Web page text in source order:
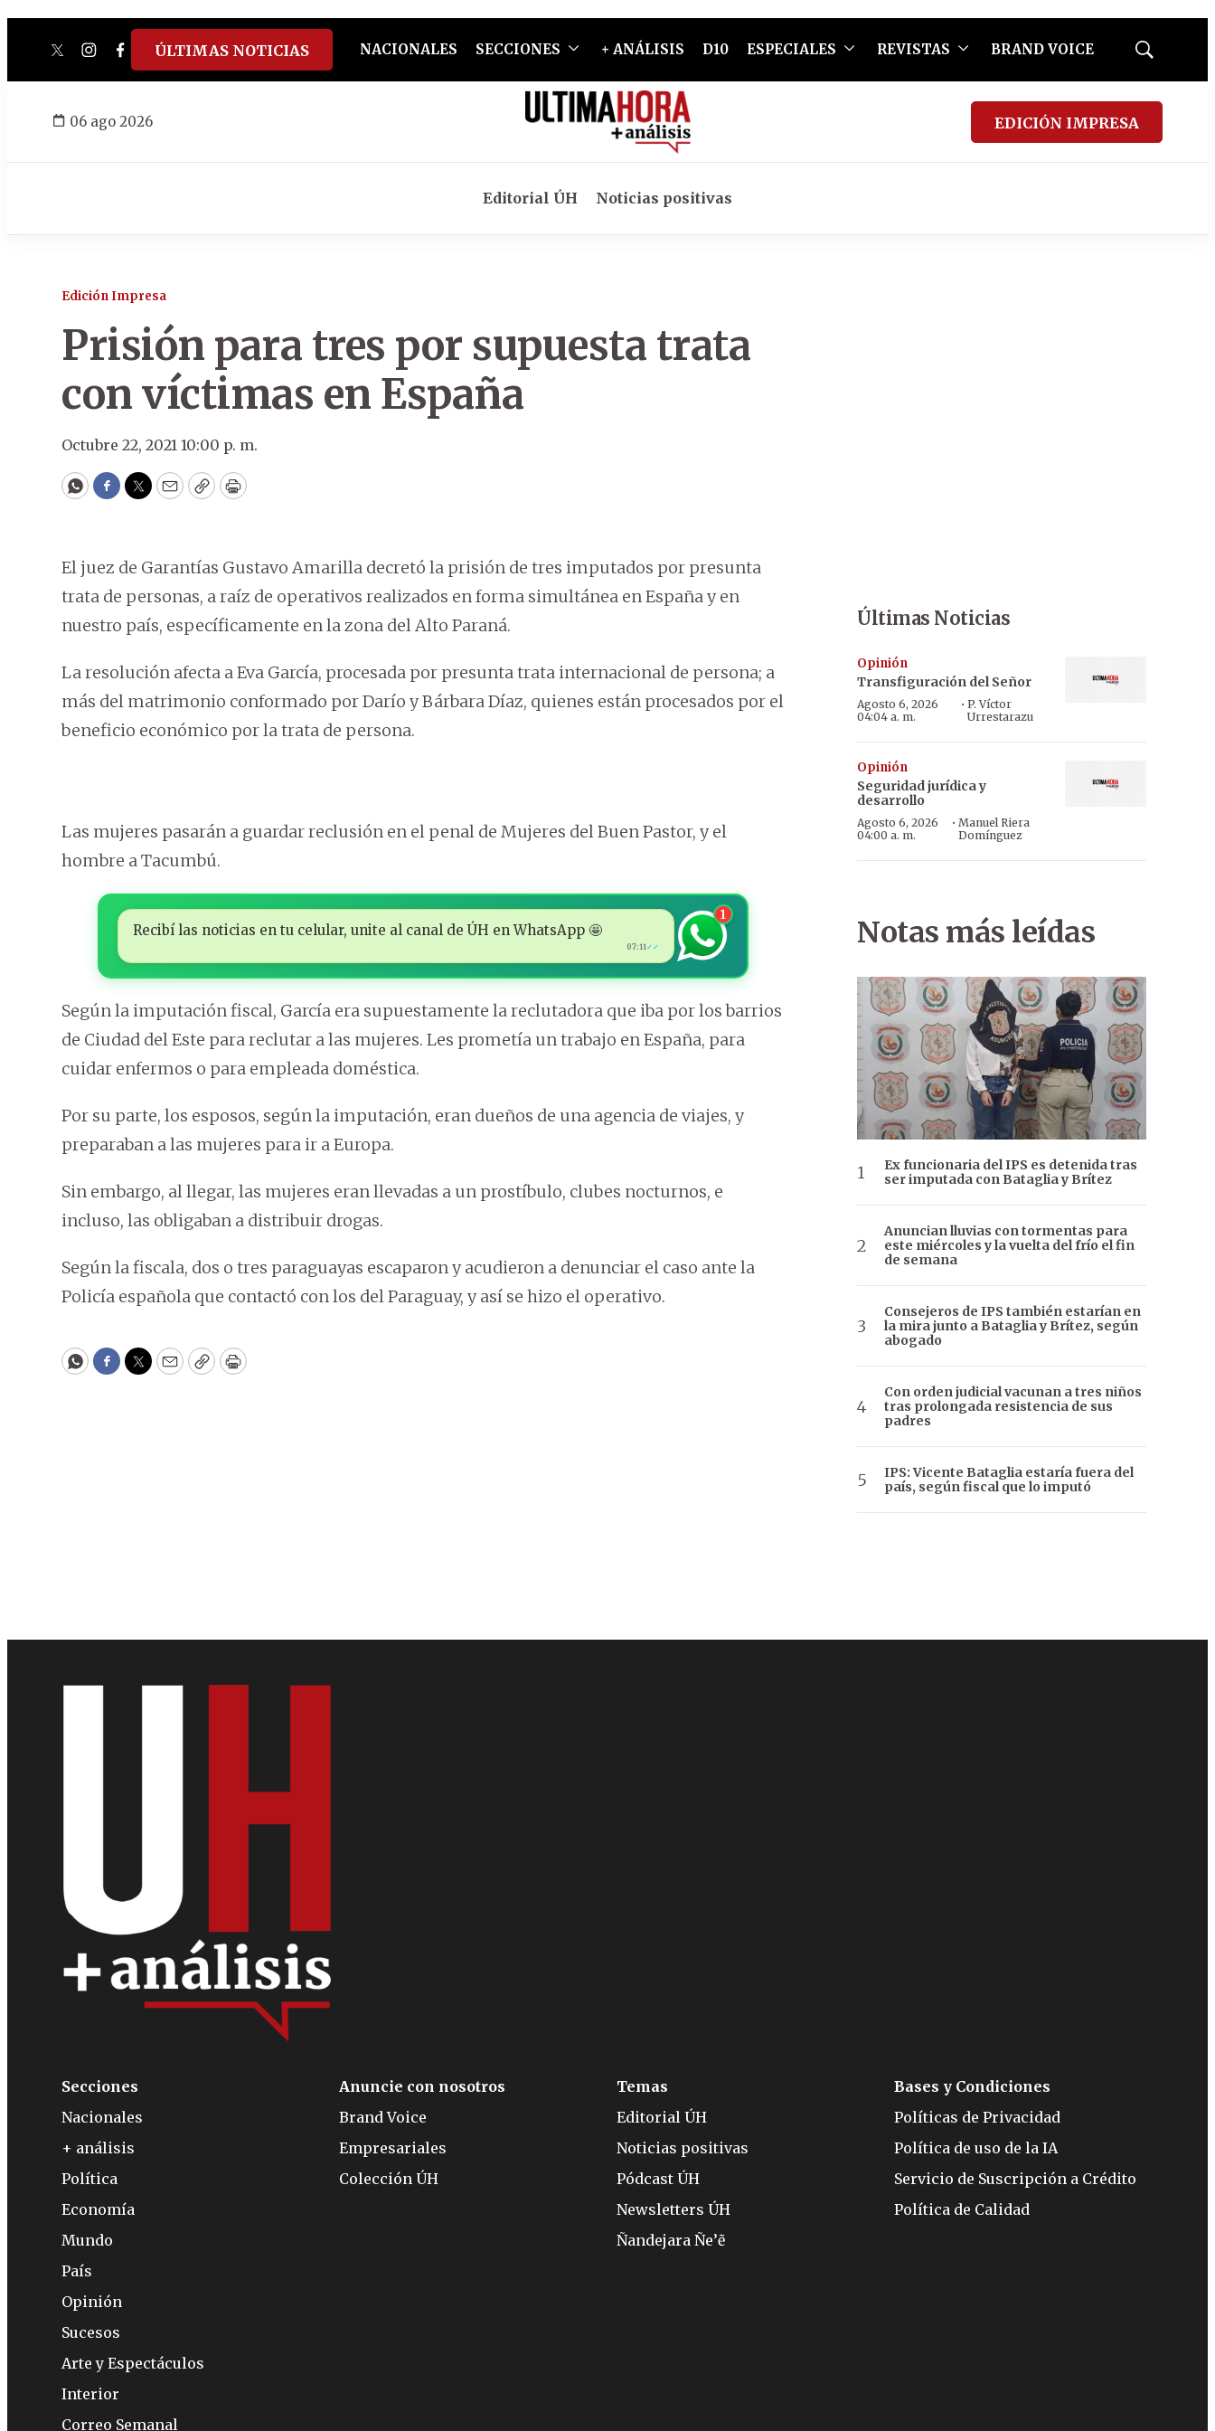
twitterinstagram
facebook
tiktokyoutube
spotify
ÚLTIMAS NOTICIAS NACIONALES SECCIONES + ANÁLISIS D10 ESPECIALES REVISTAS BRAND VOICE
Mostrar
06 ago 2026 EDICIÓN IMPRESA
Editorial ÚH Noticias positivas
Edición Impresa
Prisión para tres por supuesta trata
con víctimas en España
Octubre 22, 2021 10:00 p. m.
WhatsApp
Facebook
Twitter
EmailCopyPrint
El juez de Garantías Gustavo Amarilla decretó la prisión de tres imputados por presunta
trata de personas, a raíz de operativos realizados en forma simultánea en España y en
nuestro país, específicamente en la zona del Alto Paraná.
La resolución afecta a Eva García, procesada por presunta trata internacional de persona; a
más del matrimonio conformado por Darío y Bárbara Díaz, quienes están procesados por el
beneficio económico por la trata de persona.
Las mujeres pasarán a guardar reclusión en el penal de Mujeres del Buen Pastor, y el
hombre a Tacumbú.
Recibí las noticias en tu celular, unite al canal de ÚH en WhatsApp 🤩
07:11✓✓
1
Según la imputación fiscal, García era supuestamente la reclutadora que iba por los barrios
de Ciudad del Este para reclutar a las mujeres. Les prometía un trabajo en España, para
cuidar enfermos o para empleada doméstica.
Por su parte, los esposos, según la imputación, eran dueños de una agencia de viajes, y
preparaban a las mujeres para ir a Europa.
Sin embargo, al llegar, las mujeres eran llevadas a un prostíbulo, clubes nocturnos, e
incluso, las obligaban a distribuir drogas.
Según la fiscala, dos o tres paraguayas escaparon y acudieron a denunciar el caso ante la
Policía española que contactó con los del Paraguay, y así se hizo el operativo.
WhatsApp
Facebook
Twitter
EmailCopyPrint
Últimas Noticias
Opinión
Transfiguración del Señor
Agosto 6, 2026
04:04 a. m.
· P. Víctor
Urrestarazu
Opinión
Seguridad jurídica y
desarrollo
Agosto 6, 2026
04:00 a. m.
· Manuel Riera
Domínguez
Notas más leídas
Ex funcionaria del IPS es detenida tras
ser imputada con Bataglia y Brítez
Anuncian lluvias con tormentas para
este miércoles y la vuelta del frío el fin
de semana
Consejeros de IPS también estarían en
la mira junto a Bataglia y Brítez, según
abogado
Con orden judicial vacunan a tres niños
tras prolongada resistencia de sus
padres
IPS: Vicente Bataglia estaría fuera del
país, según fiscal que lo imputó
Secciones
Nacionales
+ análisis
Política
Economía
Mundo
País
Opinión
Sucesos
Arte y Espectáculos
Interior
Correo Semanal
Anuncie con nosotros
Brand Voice
Empresariales
Colección ÚH
Temas
Editorial ÚH
Noticias positivas
Pódcast ÚH
Newsletters ÚH
Ñandejara Ñe’ẽ
Bases y Condiciones
Políticas de Privacidad
Política de uso de la IA
Servicio de Suscripción a Crédito
Política de Calidad